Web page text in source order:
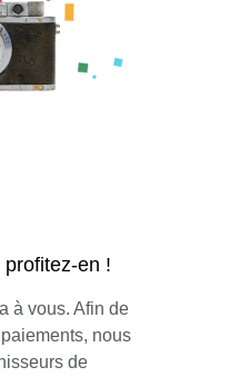
en !
à vous. Afin de
nous
de